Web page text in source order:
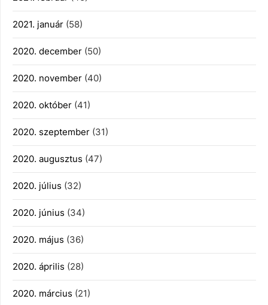
2021. január (58)
2020. december (50)
2020. november (40)
2020. október (41)
2020. szeptember (31)
2020. augusztus (47)
2020. július (32)
2020. június (34)
2020. május (36)
2020. április (28)
2020. március (21)